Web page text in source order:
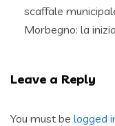
scaffale
Morbegno: la
Leave a Reply
You must be logged